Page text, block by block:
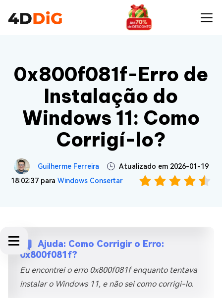
0x800f081f-Erro de
Instalação do
Windows 11: Como
Corrigí-lo?
Guilherme Ferreira
Atualizado em 2026-01-19
18:02:37 para Windows Consertar
Ajuda: Como Corrigir o Erro:
0x800f081f?
Eu encontrei o erro 0x800f081f enquanto tentava
instalar o Windows 11, e não sei como corrigi-lo.